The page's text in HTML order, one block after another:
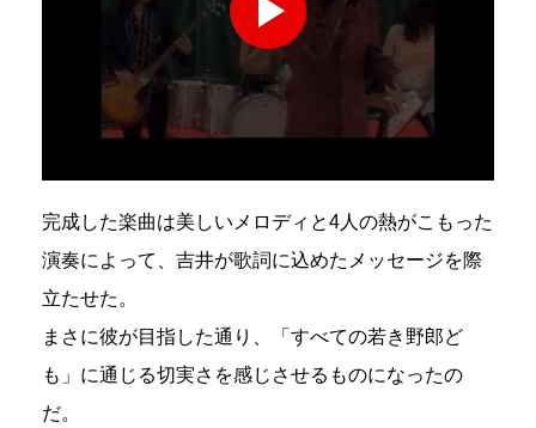
完成した楽曲は美しいメロディと4人の熱がこもった
演奏によって、吉井が歌詞に込めたメッセージを際
立たせた。
まさに彼が目指した通り、「すべての若き野郎ど
も」に通じる切実さを感じさせるものになったの
だ。